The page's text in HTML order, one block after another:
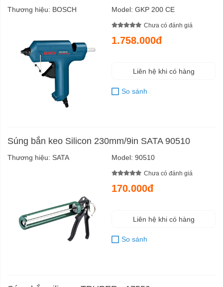
Thương hiệu: BOSCH Model: GKP 200 CE
Chưa có đánh giá
1.758.000đ
Liên hệ khi có hàng
So sánh
Súng bắn keo Silicon 230mm/9in SATA 90510
Thương hiệu: SATA Model: 90510
Chưa có đánh giá
170.000đ
Liên hệ khi có hàng
So sánh